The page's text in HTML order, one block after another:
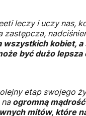
leczy i uczy nas,
wszystkich kobiet, a
być dużo
etap swojego
ogromną
mitów, które